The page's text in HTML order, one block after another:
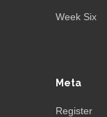
Week Six
Meta
Register